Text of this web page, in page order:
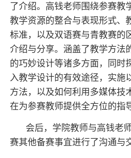
了介绍。高钱老师围绕参赛教
教学资源的整合与表现形式、
标准，以及双语赛与青教赛的
介绍与分享。涵盖了教学方法
的巧妙设计等诸多方面，同时
入教学设计的有效途径，实施
方法，以及如何利用多媒体技
在为参赛教师提供全方位的指
会后，学院教师与高钱老
赛其他备赛事宜进行了沟通与